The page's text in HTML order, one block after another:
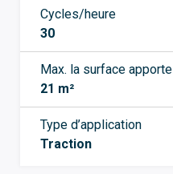
Cycles/heure
30
Max. la surface apporte
21 m²
Type d’application
Traction